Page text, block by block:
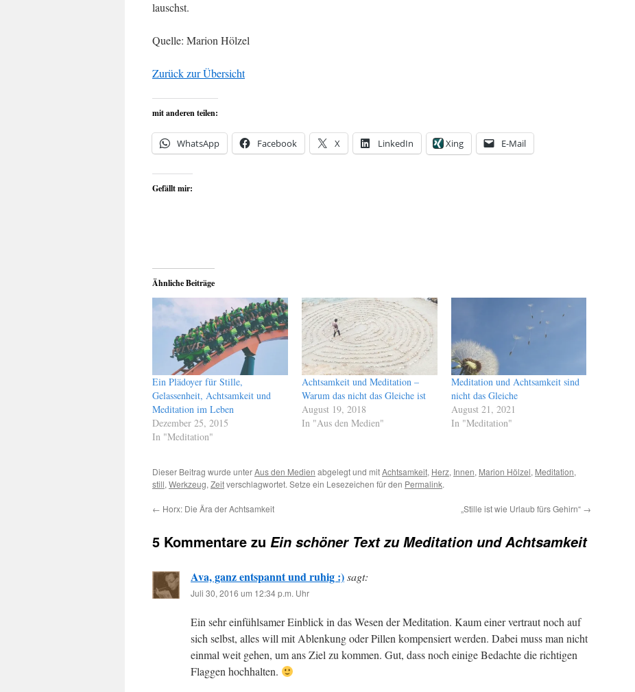
lauschst.
Quelle: Marion Hölzel
Zurück zur Übersicht
mit anderen teilen:
WhatsApp Facebook X LinkedIn Xing E-Mail
Gefällt mir:
Ähnliche Beiträge
Ein Plädoyer für Stille,
Gelassenheit, Achtsamkeit und
Meditation im Leben
Dezember 25, 2015
In "Meditation"
Achtsamkeit und Meditation –
Warum das nicht das Gleiche ist
August 19, 2018
In "Aus den Medien"
Meditation und Achtsamkeit sind
nicht das Gleiche
August 21, 2021
In "Meditation"
Dieser Beitrag wurde unterAus den Medien abgelegt und mitAchtsamkeit, Herz, Innen, Marion Hölzel, Meditation,
still, Werkzeug, Zeitverschlagwortet. Setze ein Lesezeichen für den Permalink.
← Horx: Die Ära der Achtsamkeit „Stille ist wie Urlaub fürs Gehirn“ →
5 Kommentare zu Ein schöner Text zu Meditation und Achtsamkeit
Ava, ganz entspannt und ruhig :)sagt:
Juli 30, 2016 um 12:34 p.m. Uhr
Ein sehr einfühlsamer Einblick in das Wesen der Meditation. Kaum einer vertraut noch auf
sich selbst, alles will mit Ablenkung oder Pillen kompensiert werden. Dabei muss man nicht
einmal weit gehen, um ans Ziel zu kommen. Gut, dass noch einige Bedachte die richtigen
Flaggen hochhalten.